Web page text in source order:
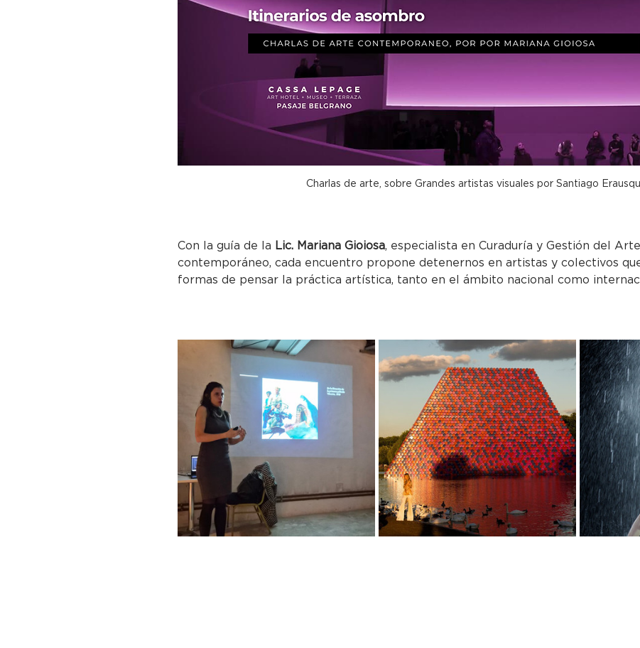
Charlas de arte, sobre Grandes artistas visuales por Santiago
Con la guía de la Lic. Mariana Gioiosa, especialista en Curaduría y Gestión del
contemporáneo, cada encuentro propone detenernos en artistas y colectivos
formas de pensar la práctica artística, tanto en el ámbito nacional como